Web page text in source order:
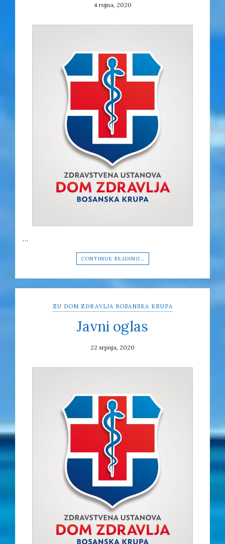
4 rujna, 2020
…
CONTINUE READING…
ZU DOM ZDRAVLJA BOSANSKA KRUPA
Javni oglas
22 srpnja, 2020